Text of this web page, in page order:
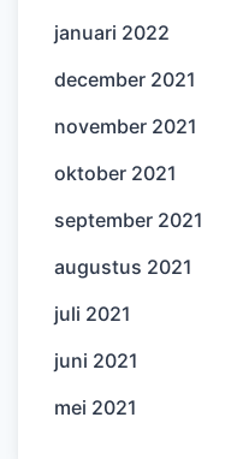
januari 2022
december 2021
november 2021
oktober 2021
september 2021
augustus 2021
juli 2021
juni 2021
mei 2021